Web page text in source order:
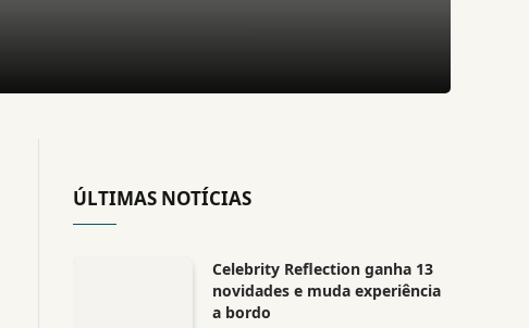
ÚLTIMAS NOTÍCIAS
Celebrity Reflection ganha 13
novidades e muda experiência
a bordo